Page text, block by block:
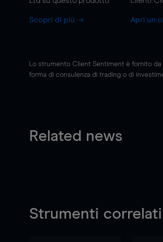
Scopri di più Apri un
Lo strumento Client Sentiment è fornito
forma di consulenza di trading o di
Related news
Strumenti correlati